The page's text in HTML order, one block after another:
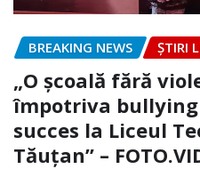
BREAKING NEWS ȘTIRI
„O școală fără
împotriva
succes la Liceul
Tăuțan” –